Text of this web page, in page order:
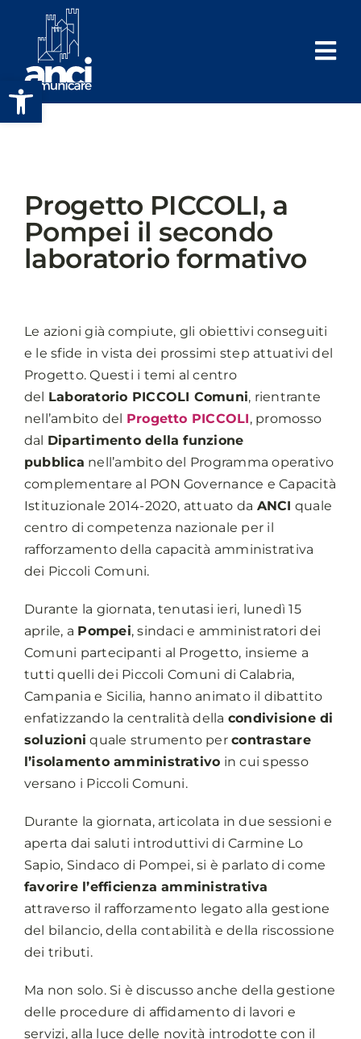
Apri la barra degli strumenti
contenuto
Progetto PICCOLI, a
Pompei il secondo
laboratorio formativo
Le azioni già compiute, gli obiettivi conseguiti
e le sfide in vista dei prossimi step attuativi del
Progetto. Questi i temi al centro
del Laboratorio PICCOLI Comuni, rientrante
nell’ambito del Progetto PICCOLI, promosso
dal Dipartimento della funzione
pubblica nell’ambito del Programma operativo
complementare al PON Governance e Capacità
Istituzionale 2014-2020, attuato da ANCI quale
centro di competenza nazionale per il
rafforzamento della capacità amministrativa
dei Piccoli Comuni.
Durante la giornata, tenutasi ieri, lunedì 15
aprile, a Pompei, sindaci e amministratori dei
Comuni partecipanti al Progetto, insieme a
tutti quelli dei Piccoli Comuni di Calabria,
Campania e Sicilia, hanno animato il dibattito
enfatizzando la centralità della condivisione di
soluzioni quale strumento percontrastare
l’isolamento amministrativo in cui spesso
versano i Piccoli Comuni.
Durante la giornata, articolata in due sessioni e
aperta dai saluti introduttivi di Carmine Lo
Sapio, Sindaco di Pompei, si è parlato di come
favorire l’efficienza amministrativa
attraverso il rafforzamento legato alla gestione
del bilancio, della contabilità e della riscossione
dei tributi.
Ma non solo. Si è discusso anche della gestione
delle procedure di affidamento di lavori e
servizi, alla luce delle novità introdotte con il